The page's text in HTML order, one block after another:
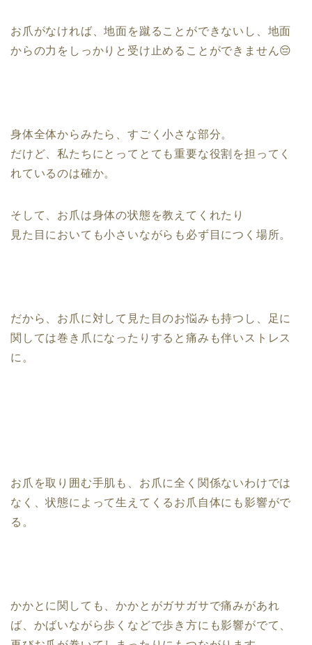
お爪がなければ、地面を蹴ることができないし、地面
からの力をしっかりと受け止めることができません😔
身体全体からみたら、すごく小さな部分。
だけど、私たちにとってとても重要な役割を担ってく
れているのは確か。
そして、お爪は身体の状態を教えてくれたり
見た目においても小さいながらも必ず目につく場所。
だから、お爪に対して見た目のお悩みも持つし、足に
関しては巻き爪になったりすると痛みも伴いストレス
に。
お爪を取り囲む手肌も、お爪に全く関係ないわけでは
なく、状態によって生えてくるお爪自体にも影響がで
る。
かかとに関しても、かかとがガサガサで痛みがあれ
ば、かばいながら歩くなどで歩き方にも影響がでて、